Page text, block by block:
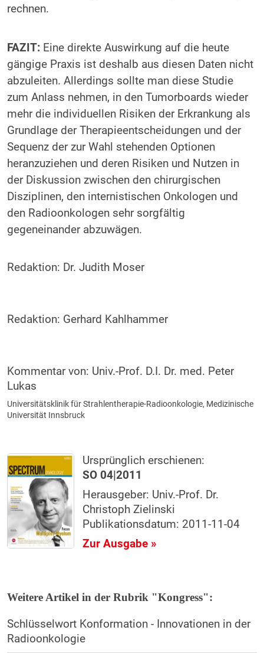
rechnen.
FAZIT: Eine direkte Auswirkung auf die heute
gängige Praxis ist deshalb aus diesen Daten nicht
abzuleiten. Allerdings sollte man diese Studie
zum Anlass nehmen, in den Tumorboards wieder
mehr die individuellen Risiken der Erkrankung als
Grundlage der Therapieentscheidungen und der
Sequenz der zur Wahl stehenden Optionen
heranzuziehen und deren Risiken und Nutzen in
der Diskussion zwischen den chirurgischen
Disziplinen, den internistischen Onkologen und
den Radioonkologen sehr sorgfältig
gegeneinander abzuwägen.
Redaktion: Dr. Judith Moser
Redaktion: Gerhard Kahlhammer
Kommentar von: Univ.-Prof. D.I. Dr. med. Peter
Lukas
Universitätsklinik für Strahlentherapie-Radioonkologie, Medizinische
Universität Innsbruck
Ursprünglich erschienen:
SO 04|2011
Herausgeber: Univ.-Prof. Dr.
Christoph Zielinski
Publikationsdatum: 2011-11-04
Zur Ausgabe »
Weitere Artikel in der Rubrik "Kongress":
Schlüsselwort Konformation - Innovationen in der
Radioonkologie